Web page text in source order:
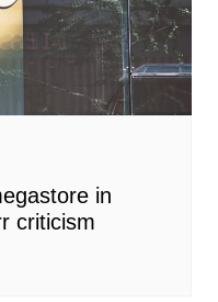
in
criticism